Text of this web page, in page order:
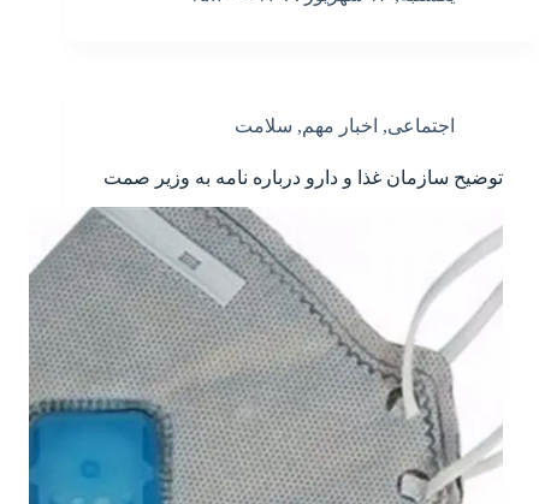
اجتماعی, اخبار مهم, سلامت
توضیح سازمان غذا و دارو درباره نامه به وزیر صمت